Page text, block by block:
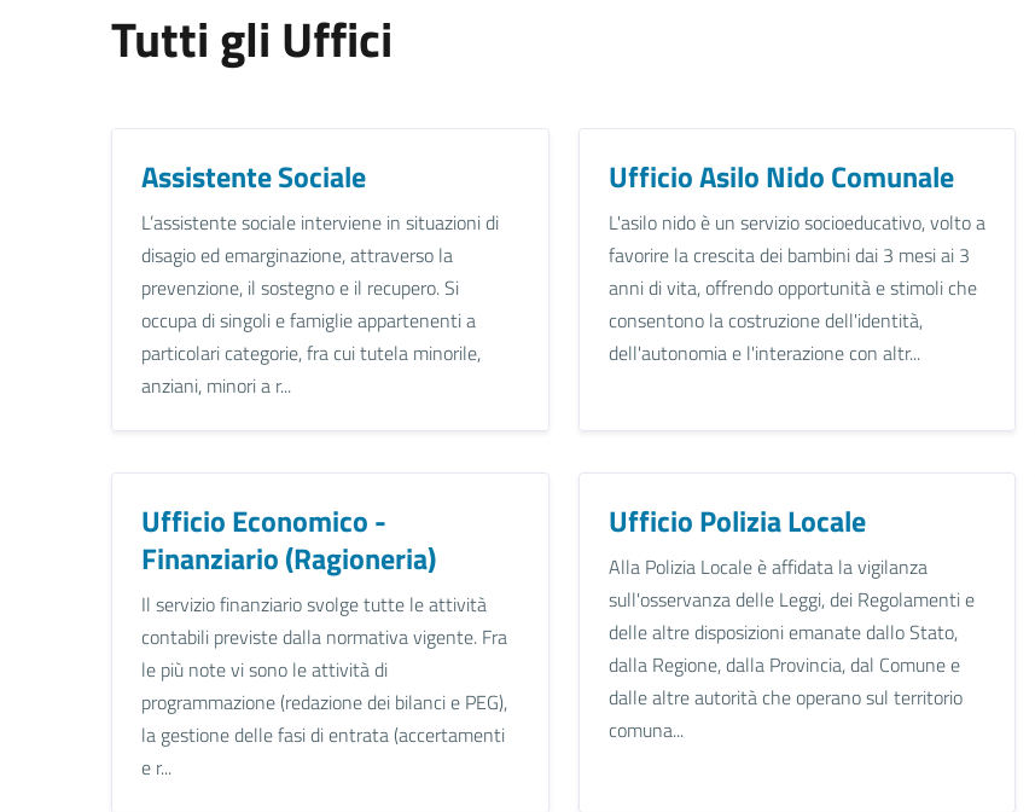
Tutti gli Uffici
Assistente Sociale
L’assistente sociale interviene in situazioni di
disagio ed emarginazione, attraverso la
prevenzione, il sostegno e il recupero. Si
occupa di singoli e famiglie appartenenti a
particolari categorie, fra cui tutela minorile,
anziani, minori a r...
Ufficio Asilo Nido Comunale
L'asilo nido è un servizio socioeducativo, volto a
favorire la crescita dei bambini dai 3 mesi ai 3
anni di vita, offrendo opportunità e stimoli che
consentono la costruzione dell'identità,
dell'autonomia e l'interazione con altr...
Ufficio Economico -
Finanziario (Ragioneria)
Il servizio finanziario svolge tutte le attività
contabili previste dalla normativa vigente. Fra
le più note vi sono le attività di
programmazione (redazione dei bilanci e PEG),
la gestione delle fasi di entrata (accertamenti
e r...
Ufficio Polizia Locale
Alla Polizia Locale è affidata la vigilanza
sull'osservanza delle Leggi, dei Regolamenti e
delle altre disposizioni emanate dallo Stato,
dalla Regione, dalla Provincia, dal Comune e
dalle altre autorità che operano sul territorio
comuna...